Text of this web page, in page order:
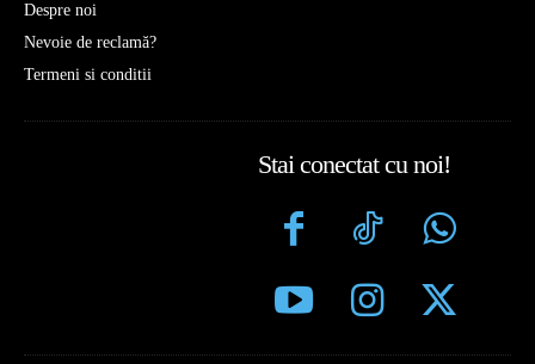
Despre noi
Nevoie de reclamă?
Termeni si conditii
Stai conectat cu noi!